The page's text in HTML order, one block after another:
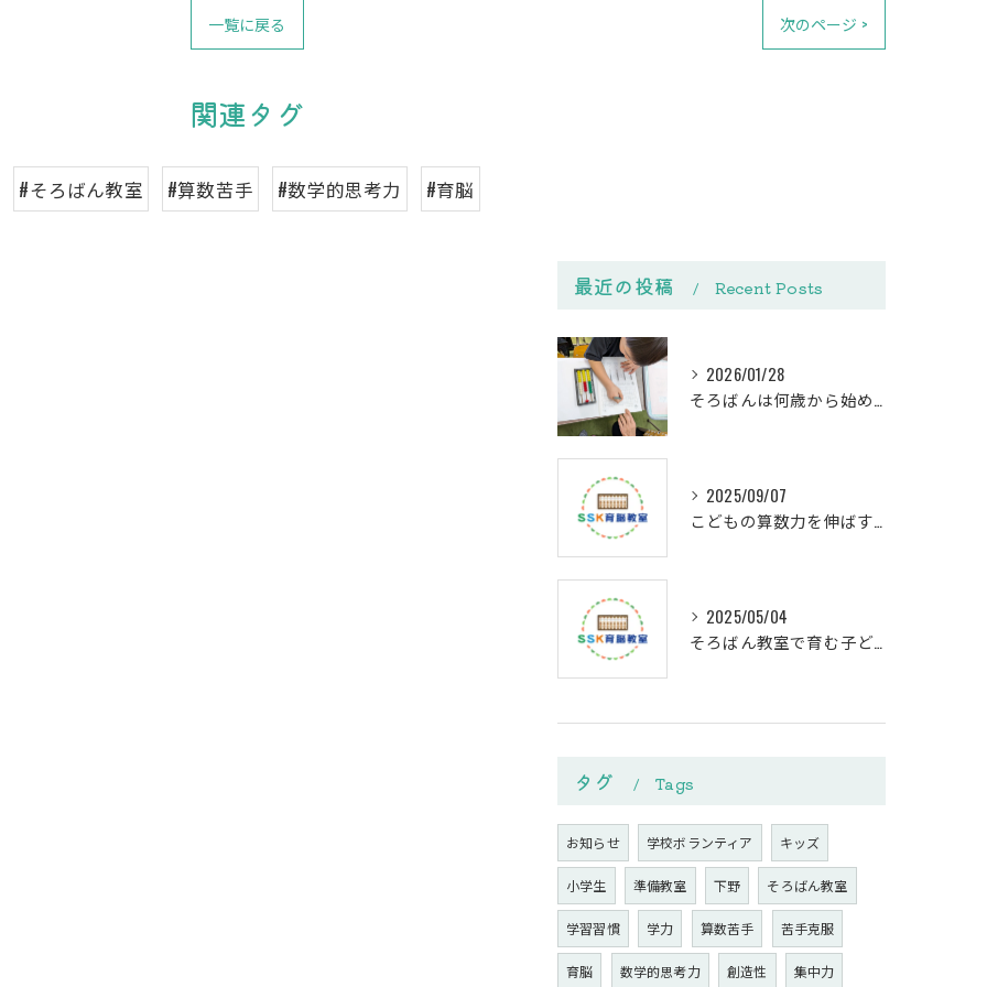
一覧に戻る 次のページ >
関連タグ
#そろばん教室 #算数苦手 #数学的思考力 #育脳
最近の投稿 Recent Posts
2026/01/28
そろばんは何歳から始める？下野市SSK育脳教室の教室選びと体験ガイド
2025/09/07
こどもの算数力を伸ばす個別指導の効果
2025/05/04
そろばん教室で育む子どもの思考力
タグ Tags
お知らせ 学校ボランティア キッズ
小学生 準備教室 下野 そろばん教室
学習習慣 学力 算数苦手 苦手克服
育脳 数学的思考力 創造性 集中力